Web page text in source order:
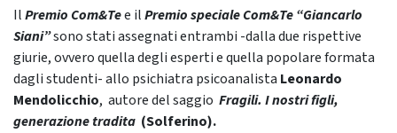
IlPremio Com&Tee ilPremio speciale Com&Te “Giancarlo
Siani”sono stati assegnati entrambi -dalla due rispettive
giurie, ovvero quella degli esperti e quella popolare formata
dagli studenti- allo psichiatra psicoanalista Leonardo
Mendolicchio, autore del saggio Fragili. I nostri figli,
generazione tradita (Solferino).